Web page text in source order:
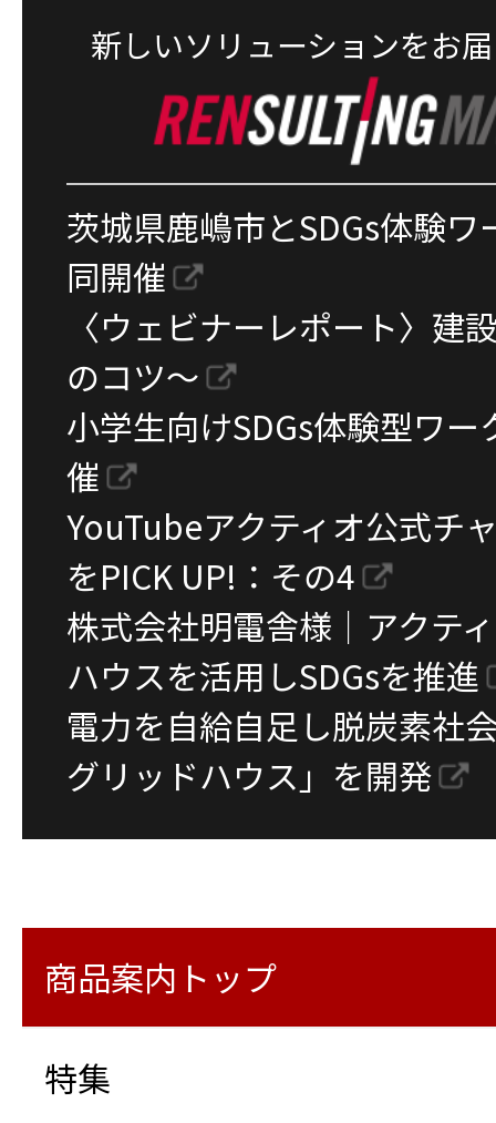
新しいソリューションをお
茨城県鹿嶋市とSDGs体験
同開催
〈ウェビナーレポート〉建
のコツ～
小学生向けSDGs体験型ワ
催
YouTubeアクティオ公式チ
をPICK UP!：その4
株式会社明電舎様｜アクテ
ハウスを活用しSDGsを推進
電力を自給自足し脱炭素社
グリッドハウス」を開発
商品案内トップ
特集